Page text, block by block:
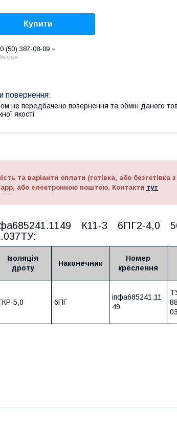
Купити
(50) 387-08-09
не передбачено повернення та обмін даного
якості
та варіанти оплати (готівка, або безготівка
або електронною поштою. Контакти тут
К11-3 6ПГ2-4,0
Ізоляція
дроту
Наконечник
Номер
креслення
5,0 6ПГ
іпфа685241.11
49